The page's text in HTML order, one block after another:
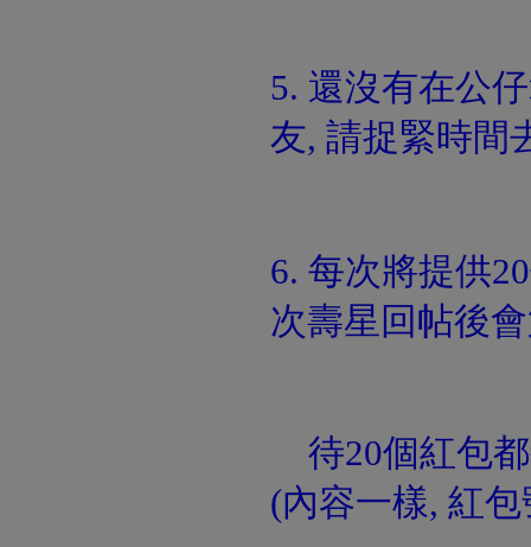
5. 還沒有在公
友, 請捉緊時間
6. 每次將提供
次壽星回帖後
待20個紅包都
(內容一樣, 紅